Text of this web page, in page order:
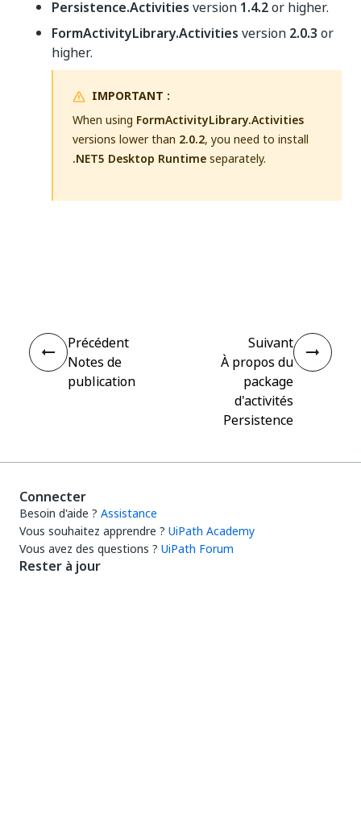
Persistence.Activities version 1.4.2or higher.
FormActivityLibrary.Activities version 2.0.3 or
higher.
IMPORTANT :
When using FormActivityLibrary.Activities
versions lower than 2.0.2, you need to install
.NET5 Desktop Runtimeseparately.
Précédent
Notes de
publication
Suivant
À propos du
package
d'activités
Persistence
Connecter
Besoin d'aide ? Assistance
Vous souhaitez apprendre ? UiPath Academy
Vous avez des questions ? UiPath Forum
Rester à jour